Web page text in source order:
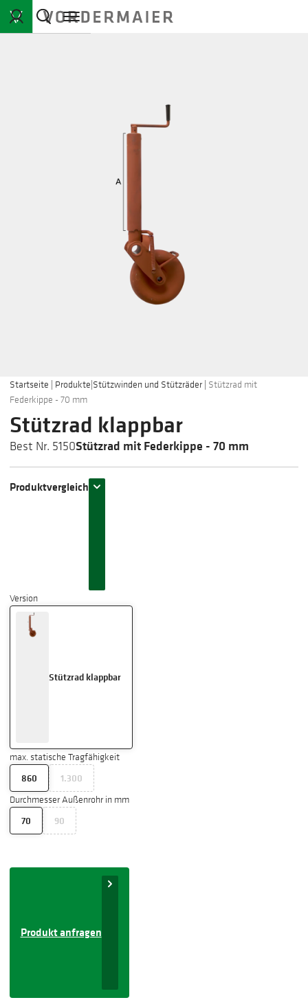
Startseite | Produkte|Stützwinden und Stützräder | Stützrad mit
Federkippe - 70 mm
Stützrad klappbar
Best Nr. 5150Stützrad mit Federkippe - 70 mm
Produktvergleich
Version
Stützrad klappbar
max. statische Tragfähigkeit
860 1.300
Durchmesser Außenrohr in mm
70 90
Produkt anfragen